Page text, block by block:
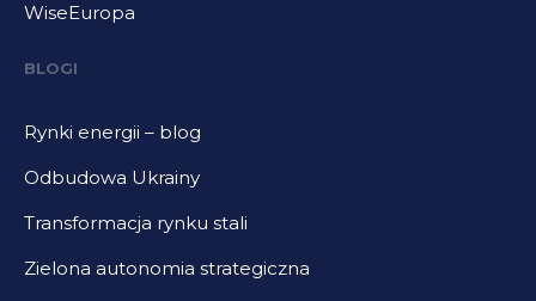
WiseEuropa
BLOGI
Rynki energii – blog
Odbudowa Ukrainy
Transformacja rynku stali
Zielona autonomia strategiczna